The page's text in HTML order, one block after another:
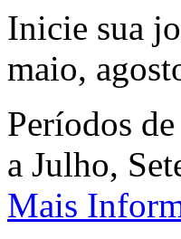
Inicie sua
maio,
Períodos
a Julho,
Mais